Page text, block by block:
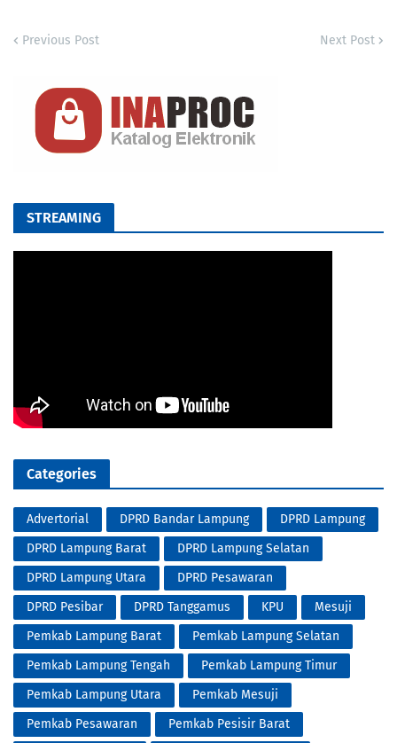
Previous Post Next Post
STREAMING
Categories
Advertorial DPRD Bandar Lampung
DPRD Lampung
DPRD Lampung Barat
DPRD Lampung Selatan
DPRD Lampung Utara
DPRD Pesawaran
DPRD Pesibar
DPRD Tanggamus KPU
Mesuji
Pemkab Lampung Barat
Pemkab Lampung Selatan
Pemkab Lampung Tengah
Pemkab Lampung Timur
Pemkab Lampung Utara
Pemkab Mesuji
Pemkab Pesawaran
Pemkab Pesisir Barat